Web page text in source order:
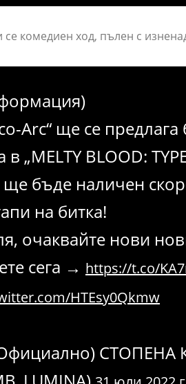
комедиен ход, пълен с
Arc“ ще се
в „MELTY BLOOD:
бъде наличен
на битка!
очаквайте нови
сега → https://t.co/
HTEsy0Qkmw
СТОПЕНА